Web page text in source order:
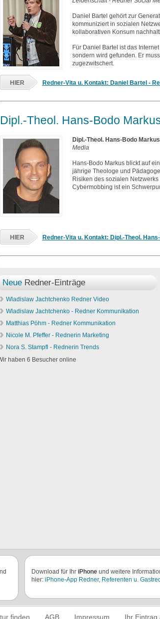
Daniel Bartel gehört zur
kommuniziert in sozialen
kollaborativen Konsum
Für Daniel Bartel ist das
sondern wird gefunden. Er
zugezwitschert.
HIER Redner-Vita u. Kontakt: Daniel Bartel -
Dipl.-Theol. Hans-Bodo
Dipl.-Theol. Hans-Bodo
Media
Hans-Bodo Markus blickt auf
jährige Theologe und
Risiken des sozialen
Cybermobbing ist ein
HIER Redner-Vita u. Kontakt: Dipl.-Theol.
NeueRedner-Einträge
Wladislaw Jachtchenko Redner Video
Wladislaw Jachtchenko - Redner Kommunikation
Matthias Pöhm - Redner Kommunikation
Nicole M. Pfeffer - Rednerin Marketing
Nora S. Stampfl - Rednerin Trends
haben 6 Besucher online
Download für Ihr iPhoneund weitere
hier: iPhone-App Redner, Referenten u.
finden AGB Impressum Ihr Eintrag